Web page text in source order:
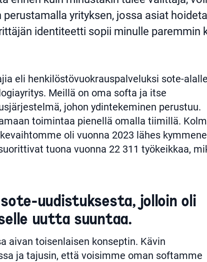
yrityksen, jossa asiat
identiteetti sopii minulle paremmin
eli henkilöstövuokrauspalveluksi sote-
Meillä on oma softa ja itse
johon ydintekeminen perustuu.
toimintaa pienellä omalla tiimillä.
oli vuonna 2023 lähes
tuona vuonna 22 311 työkeikkaa,
uudistuksesta, jolloin oli
uutta suuntaa.
aivan toisenlaisen konseptin. Kävin
ja tajusin, että voisimme oman softamme